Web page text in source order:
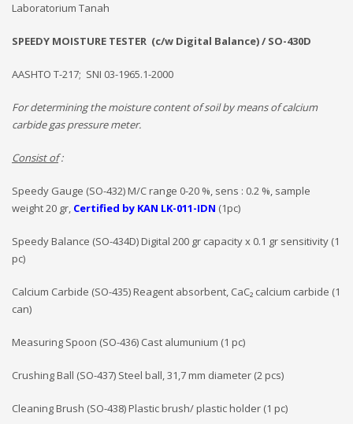
Laboratorium Tanah
SPEEDY MOISTURE TESTER (c/w Digital Balance) / SO-430D
AASHTO T-217; SNI 03-1965.1-2000
For determining the moisture content of soil by means of calcium
carbide gas pressure meter.
Consist of:
Speedy Gauge (SO-432) M/C range 0-20 %, sens : 0.2 %, sample
weight 20 gr, Certified by KAN LK-011-IDN (1pc)
Speedy Balance (SO-434D) Digital 200 gr capacity x 0.1 gr sensitivity (1
pc)
Calcium Carbide (SO-435) Reagent absorbent, CaC₂ calcium carbide (1
can)
Measuring Spoon (SO-436) Cast alumunium (1 pc)
Crushing Ball (SO-437) Steel ball, 31,7 mm diameter (2 pcs)
Cleaning Brush (SO-438) Plastic brush/ plastic holder (1 pc)